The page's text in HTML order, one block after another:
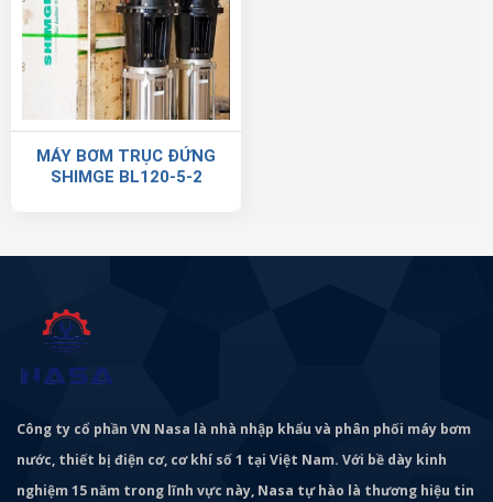
MÁY BƠM TRỤC ĐỨNG
SHIMGE BL120-5-2
Công ty cổ phần VN Nasa là nhà nhập khẩu và phân phối máy bơm
nước, thiết bị điện cơ, cơ khí số 1 tại Việt Nam. Với bề dày kinh
nghiệm 15 năm trong lĩnh vực này, Nasa tự hào là thương hiệu tin